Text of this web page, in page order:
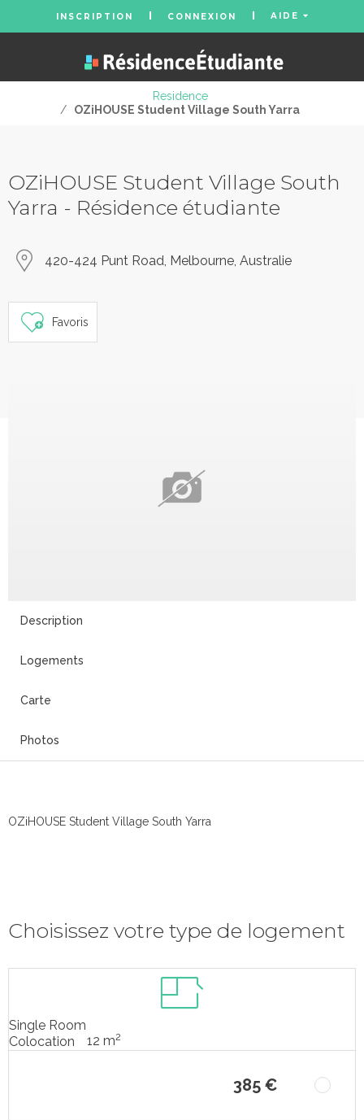
INSCRIPTION CONNEXION AIDE
Residence
/
OZiHOUSE Student Village South Yarra
OZiHOUSE Student Village South
Yarra - Résidence étudiante
420-424 Punt Road, Melbourne, Australie
Favoris
Description
Logements
Carte
Photos
OZiHOUSE Student Village South Yarra
Choisissez votre type de logement
Single Room
Colocation
12 m2
385 €